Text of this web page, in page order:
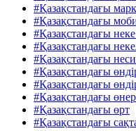
#Қазақстандағы
#Қазақстандағы
#Қазақстандағы
#Қазақстандағы
#Қазақстандағы
#Қазақстандағы
#Қазақстандағы
#Қазақстандағы
#Қазақстандағы өрт
#Қазақстандағы